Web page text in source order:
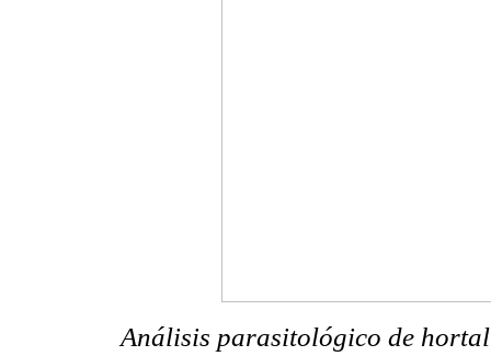
Análisis parasitológico de